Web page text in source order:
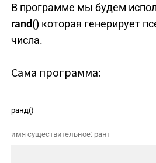
В программе мы будем
rand()которая генерирует
числа.
Сама программа:
ранд()
имя существительное: рант